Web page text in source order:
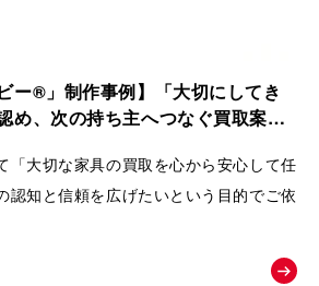
ー®」制作事例】「大切にしてき
め、次の持ち主へつなぐ買取案内
「大切な家具の買取を心から安心して任
認知と信頼を広げたいという目的でご依
い叩くのではなく、家具が持つ歴史やお